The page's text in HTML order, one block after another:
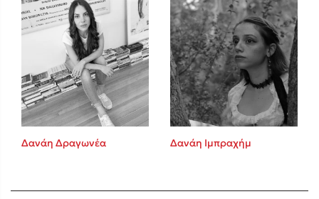
Δανάη Δραγωνέα Δανάη Ιμπραχήμ